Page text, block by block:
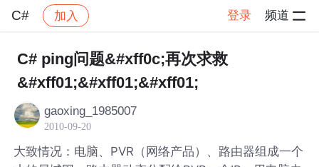
C# 加入 登录 频道
社区 C# 帖子详情
C# ping问题&#xff0c;再次求救
&#xff01;&#xff01;&#xff01;
gaoxing_1985007
2010-09-20
大致情况：电脑、PVR（网络产品）、路由器组成一个